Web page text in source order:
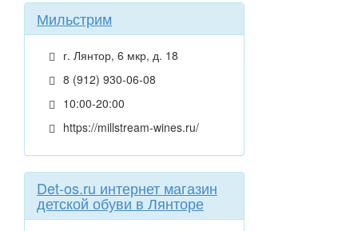
Мильстрим
г. Лянтор, 6 мкр, д. 18
8 (912) 930-06-08
10:00-20:00
https://millstream-wines.ru/
Det-os.ru интернет магазин
детской обуви в Лянторе